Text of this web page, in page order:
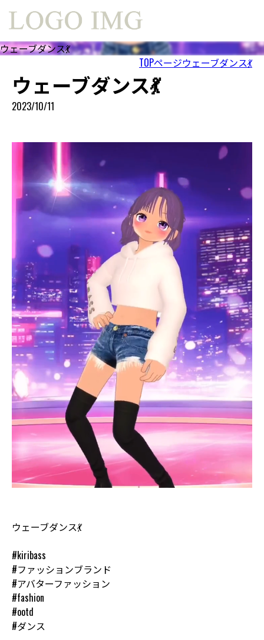
ウェーブダンス💃
TOPページウェーブダンス💃
ウェーブダンス💃
2023/10/11
ウェーブダンス💃
#kiribass
#ファッションブランド
#アバターファッション
#fashion
#ootd
#ダンス